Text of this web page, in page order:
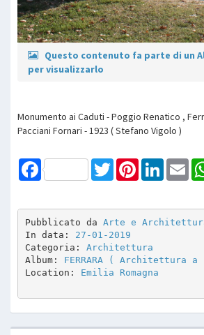
Questo contenuto fa parte di un
per visualizzarlo
Monumento ai Caduti - Poggio Renatico ,
Pacciani Fornari - 1923 ( Stefano Vigolo )
Facebook TwitterPinterestLinkedIn
Pubblicato da Arte e
In data: 27-01-2019
Categoria: Architettura
Album: FERRARA ( Architettura
Location: Emilia Romagna